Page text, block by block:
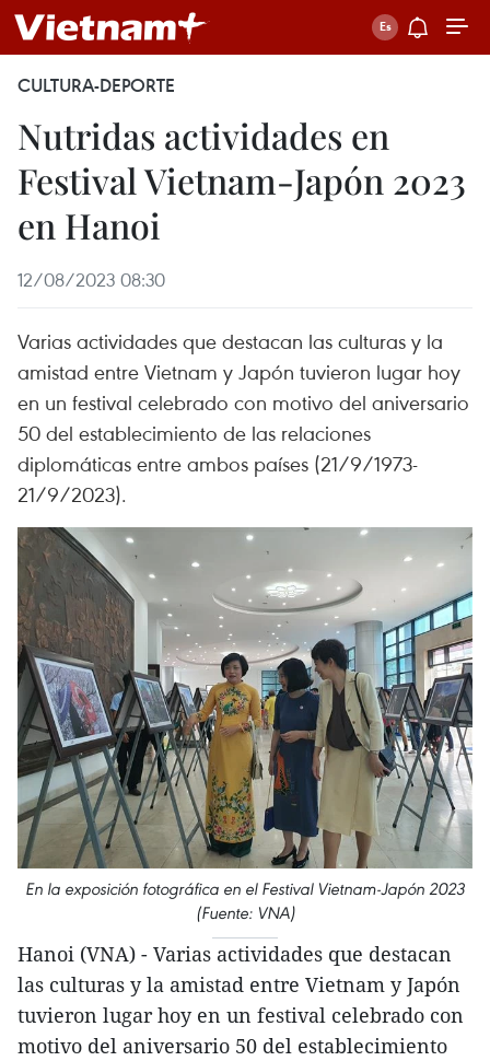
CULTURA-DEPORTE
Nutridas actividades en
Festival Vietnam-Japón 2023
en Hanoi
12/08/2023 08:30
Varias actividades que destacan las culturas y la
amistad entre Vietnam y Japón tuvieron lugar hoy
en un festival celebrado con motivo del aniversario
50 del establecimiento de las relaciones
diplomáticas entre ambos países (21/9/1973-
21/9/2023).
En la exposición fotográfica en el Festival Vietnam-Japón 2023
(Fuente: VNA)
Hanoi (VNA) - Varias actividades que destacan
las culturas y la amistad entre Vietnam y Japón
tuvieron lugar hoy en un festival celebrado con
motivo del aniversario 50 del establecimiento